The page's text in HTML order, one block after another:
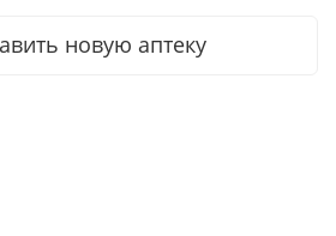
новую аптеку